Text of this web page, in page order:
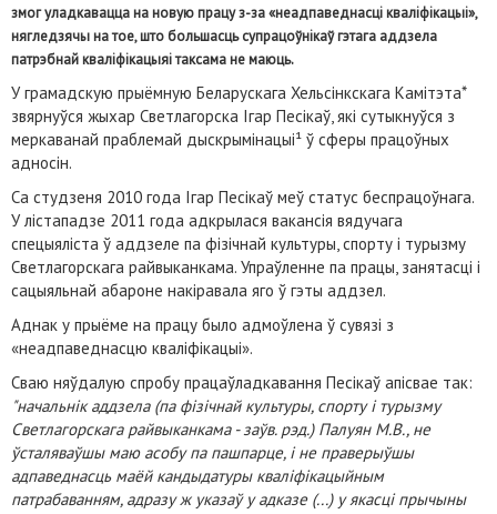
змог уладкавацца на новую працу з-за «неадпаведнасці кваліфікацыі»,
нягледзячы на тое, што большасць супрацоўнікаў гэтага аддзела
патрэбнай кваліфікацыяі таксама не маюць.
У грамадскую прыёмную Беларускага Хельсінкскага Камітэта*
звярнуўся жыхар Светлагорска Ігар Песікаў, які сутыкнуўся з
меркаванай праблемай дыскрымінацыі¹ ў сферы працоўных
адносін.
Са студзеня 2010 года Ігар Песікаў меў статус беспрацоўнага.
У лістападзе 2011 года адкрылася вакансія вядучага
спецыяліста ў аддзеле па фізічнай культуры, спорту і турызму
Светлагорскага райвыканкама. Упраўленне па працы, занятасці і
сацыяльнай абароне накіравала яго ў гэты аддзел.
Аднак у прыёме на працу было адмоўлена ў сувязі з
«неадпаведнасцю кваліфікацыі».
Сваю няўдалую спробу працаўладкавання Песікаў апісвае так:
"начальнік аддзела (па фізічнай культуры, спорту і турызму
Светлагорскага райвыканкама - заўв. рэд.) Палуян М.В., не
ўсталяваўшы маю асобу па пашпарце, і не праверыўшы
адпаведнасць маёй кандыдатуры кваліфікацыйным
патрабаванням, адразу ж указаў у адказе (...) у якасці прычыны